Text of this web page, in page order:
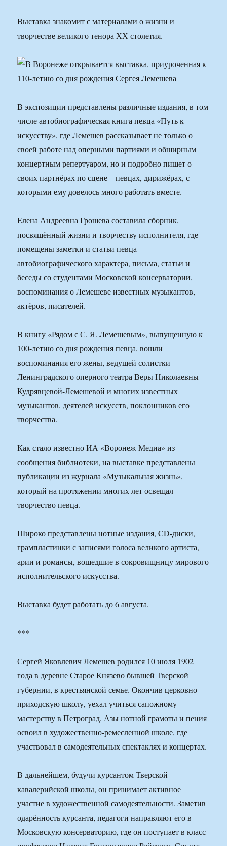
Выставка знакомит с материалами о жизни и
творчестве великого тенора ХХ столетия.
В экспозиции представлены различные издания, в том
числе автобиографическая книга певца «Путь к
искусству», где Лемешев рассказывает не только о
своей работе над оперными партиями и обширным
концертным репертуаром, но и подробно пишет о
своих партнёрах по сцене – певцах, дирижёрах, с
которыми ему довелось много работать вместе.
Елена Андреевна Грошева составила сборник,
посвящённый жизни и творчеству исполнителя, где
помещены заметки и статьи певца
автобиографического характера, письма, статьи и
беседы со студентами Московской консерватории,
воспоминания о Лемешеве известных музыкантов,
актёров, писателей.
В книгу «Рядом с С. Я. Лемешевым», выпущенную к
100-летию со дня рождения певца, вошли
воспоминания его жены, ведущей солистки
Ленинградского оперного театра Веры Николаевны
Кудрявцевой-Лемешевой и многих известных
музыкантов, деятелей искусств, поклонников его
творчества.
Как стало известно ИА «Воронеж-Медиа» из
сообщения библиотеки, на выставке представлены
публикации из журнала «Музыкальная жизнь»,
который на протяжении многих лет освещал
творчество певца.
Широко представлены нотные издания, CD-диски,
грампластинки с записями голоса великого артиста,
арии и романсы, вошедшие в сокровищницу мирового
исполнительского искусства.
Выставка будет работать до 6 августа.
***
Сергей Яковлевич Лемешев родился 10 июля 1902
года в деревне Старое Князево бывшей Тверской
губернии, в крестьянской семье. Окончив церковно-
приходскую школу, уехал учиться сапожному
мастерству в Петроград. Азы нотной грамоты и пения
освоил в художественно-ремесленной школе, где
участвовал в самодеятельных спектаклях и концертах.
В дальнейшем, будучи курсантом Тверской
кавалерийской школы, он принимает активное
участие в художественной самодеятельности. Заметив
одарённость курсанта, педагоги направляют его в
Московскую консерваторию, где он поступает в класс